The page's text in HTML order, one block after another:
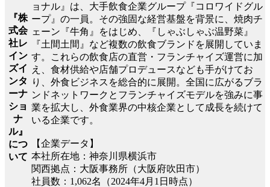
『株
式会
社レ
イン
ズイ
ンタ
ーナ
ショ
ナ
ル』
につ
いて
ョナル』は、大手飲食企業グループ『コロワイドグル
ープ』の一員。その強固な経営基盤を背景に、焼肉チ
ェーン『牛角』をはじめ、『しゃぶしゃぶ温野菜』
『土間土間』など複数の飲食ブランドを展開していま
す。これらの飲食店の直営・フランチャイズ運営に加
え、食材供給や店舗プロデュースなども手がけてお
り、外食ビジネスを総合的に展開。全国に広がるブラ
ンドネットワークとフランチャイズモデルを強みに事
業を拡大し、外食業界の中核企業として成長を続けて
いる企業です。
【企業データ】
本社所在地：神奈川県横浜市
関西拠点：大阪事務所（大阪府吹田市）
社員数：1,062名（2024年4月1日時点）